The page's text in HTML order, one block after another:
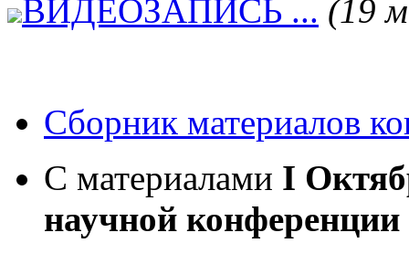
ВИДЕОЗАПИСЬ ... (19
Сборник материалов
С материалами I
научной конференции